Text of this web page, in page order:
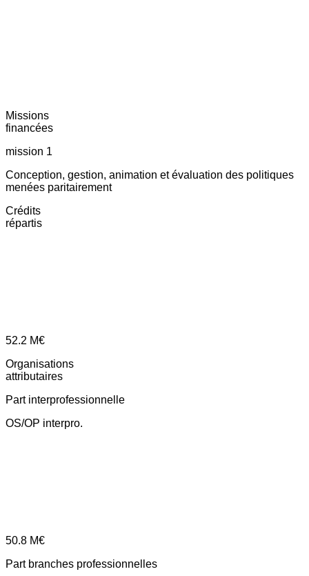
Missions
financées
mission 1
Conception, gestion, animation et évaluation des politiques
menées paritairement
Crédits
répartis
52.2 M€
Organisations
attributaires
Part interprofessionnelle
OS/OP interpro.
50.8 M€
Part branches professionnelles